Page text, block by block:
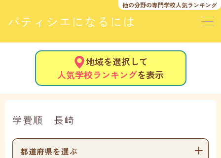
他の分野の専門学校人気ランキング
パティシエになるには
地域を選択して
人気学校ランキングを表示
学費順 長崎
都道府県を選ぶ